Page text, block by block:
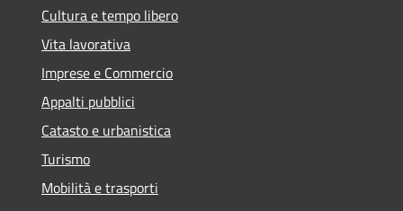
Cultura e tempo libero
Vita lavorativa
Imprese e Commercio
Appalti pubblici
Catasto e urbanistica
Turismo
Mobilità e trasporti